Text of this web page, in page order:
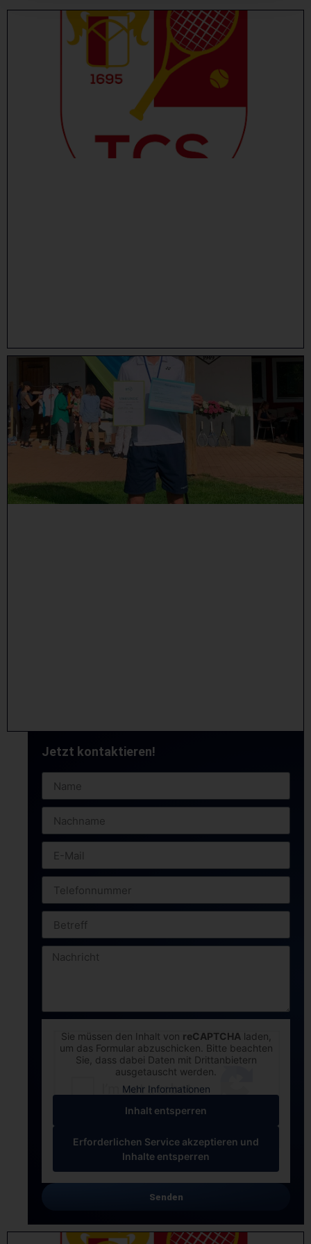
Jetzt kontaktieren!
Sie müssen den Inhalt von reCAPTCHAladen,
um das Formular abzuschicken. Bitte beachten
Sie, dass dabei Daten mit Drittanbietern
ausgetauscht werden.
Mehr Informationen
Inhalt entsperren
Erforderlichen Service akzeptieren und
Inhalte entsperren
Senden